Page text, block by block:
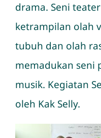
drama. Seni
ketrampilan olah
tubuh dan olah
memadukan seni
musik. Kegiatan
oleh Kak Selly.